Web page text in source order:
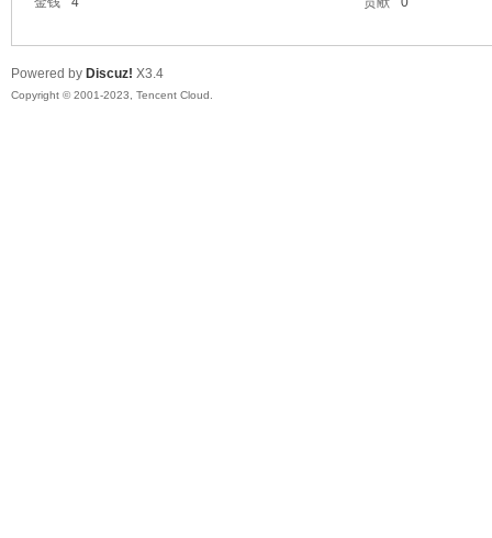
Powered by Discuz! X3.4
Copyright © 2001-2023, Tencent Cloud.